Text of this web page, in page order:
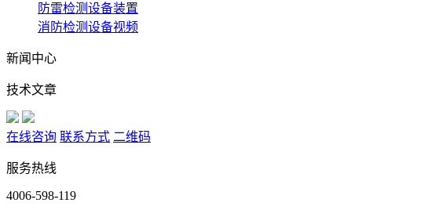
防雷检测设备装置
消防检测设备视频
新闻中心
技术文章
在线咨询 联系方式 二维码
服务热线
4006-598-119